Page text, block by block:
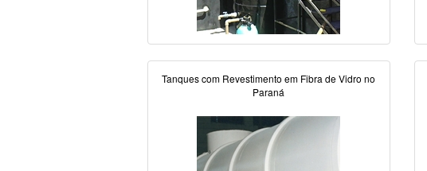
Tanques com Revestimento em Fibra de Vidro no
Paraná